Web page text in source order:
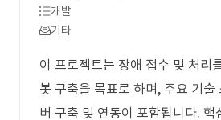
개발
기타
이 프로젝트는 장애 접수 및 처리
봇 구축을 목표로 하며, 주요 기술
버 구축 및 연동이 포함됩니다. 핵